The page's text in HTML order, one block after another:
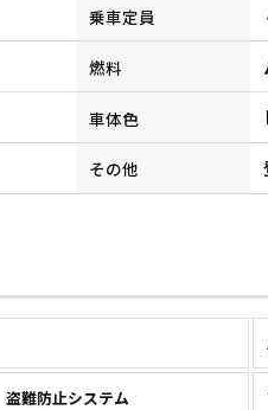
乗車定員
燃料
車体色
その他
盗難防止システム